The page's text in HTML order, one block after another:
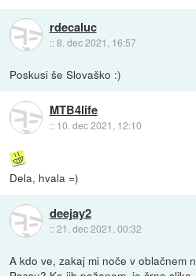
rdecaluc
::8. dec 2021, 16:57
Poskusi še Slovaško :)
MTB4life
:: 10. dec 2021, 12:10
Dela, hvala =)
deejay2
::21. dec 2021, 00:32
A kdo ve, zakaj mi noče v oblačnem